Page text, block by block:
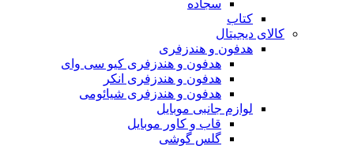
سجاده
کتاب
کالای دیجیتال
هدفون و هندزفری
هدفون و هندزفری کیو سی وای
هدفون و هندزفری انکر
هدفون و هندزفری شیائومی
لوازم جانبی موبایل
قاب و کاور موبایل
گلس گوشی